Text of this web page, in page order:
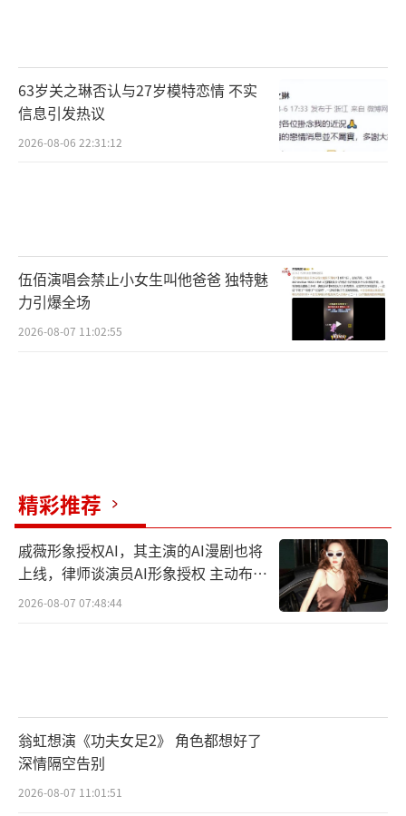
63岁关之琳否认与27岁模特恋情 不实
信息引发热议
2026-08-06 22:31:12
伍佰演唱会禁止小女生叫他爸爸 独特魅
力引爆全场
2026-08-07 11:02:55
精彩推荐
戚薇形象授权AI，其主演的AI漫剧也将
上线，律师谈演员AI形象授权 主动布局
数字资产
2026-08-07 07:48:44
翁虹想演《功夫女足2》 角色都想好了
深情隔空告别
2026-08-07 11:01:51